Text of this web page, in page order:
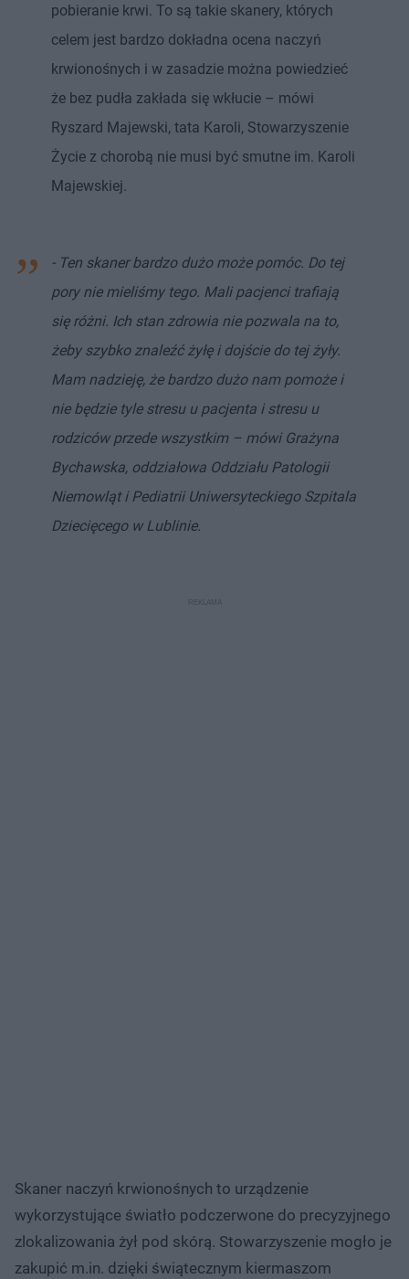
pobieranie krwi. To są takie skanery, których
celem jest bardzo dokładna ocena naczyń
krwionośnych i w zasadzie można powiedzieć
że bez pudła zakłada się wkłucie – mówi
Ryszard Majewski, tata Karoli, Stowarzyszenie
Życie z chorobą nie musi być smutne im. Karoli
Majewskiej.
- Ten skaner bardzo dużo może pomóc. Do tej
pory nie mieliśmy tego. Mali pacjenci trafiają
się różni. Ich stan zdrowia nie pozwala na to,
żeby szybko znaleźć żyłę i dojście do tej żyły.
Mam nadzieję, że bardzo dużo nam pomoże i
nie będzie tyle stresu u pacjenta i stresu u
rodziców przede wszystkim – mówi Grażyna
Bychawska, oddziałowa Oddziału Patologii
Niemowląt i Pediatrii Uniwersyteckiego Szpitala
Dziecięcego w Lublinie.
Skaner naczyń krwionośnych to urządzenie
wykorzystujące światło podczerwone do precyzyjnego
zlokalizowania żył pod skórą. Stowarzyszenie mogło je
zakupić m.in. dzięki świątecznym kiermaszom